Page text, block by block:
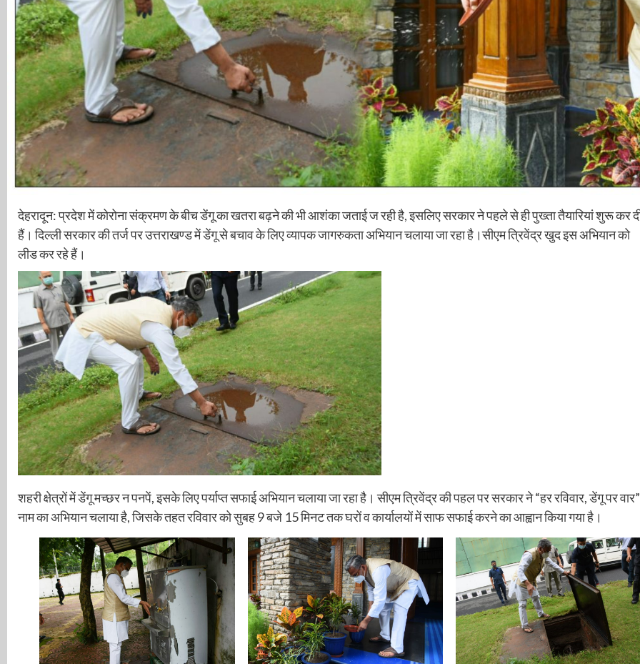
देहरादून: प्रदेश में कोरोना संक्रमण के बीच डेंगू का खतरा बढ़ने की भी आशंका जताई ज रही है, इसलिए सरकार ने पहले से ही पुख्ता तैयारियां शुरू कर
हैं। दिल्ली सरकार की तर्ज पर उत्तराखण्ड में डेंगू से बचाव के लिए व्यापक जागरुकता अभियान चलाया जा रहा है।सीएम त्रिवेंद्र खुद इस अभियान को
लीड कर रहे हैं।
शहरी क्षेत्रों में डेंगू मच्छर न पनपें, इसके लिए पर्याप्त सफाई अभियान चलाया जा रहा है। सीएम त्रिवेंद्र की पहल पर सरकार ने “हर रविवार, डेंगू पर वार”
नाम का अभियान चलाया है, जिसके तहत रविवार को सुबह 9 बजे 15 मिनट तक घरों व कार्यालयों में साफ सफाई करने का आह्वान किया गया है।